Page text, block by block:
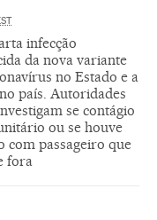
infecção
da nova variante
no Estado e a
país. Autoridades
se contágio
ou se houve
com passageiro que
fora